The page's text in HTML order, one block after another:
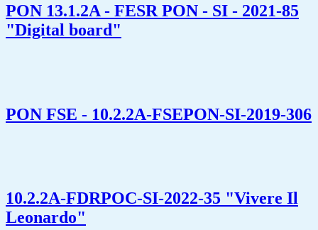
PON 13.1.2A - FESR PON - SI - 2021-85
"Digital board"
PON FSE - 10.2.2A-FSEPON-SI-2019-306
10.2.2A-FDRPOC-SI-2022-35 "Vivere Il
Leonardo"